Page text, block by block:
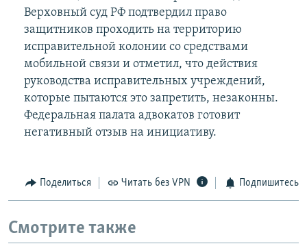
Верховный суд РФ подтвердил право
защитников проходить на территорию
исправительной колонии со средствами
мобильной связи и отметил, что действия
руководства исправительных учреждений,
которые пытаются это запретить, незаконны.
Федеральная палата адвокатов готовит
негативный отзыв на инициативу.
Поделиться Читать без VPN Подпишитесь
Смотрите также